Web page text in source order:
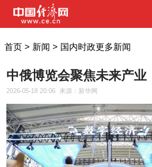
首页> 新闻 > 国内时政更多新闻
中俄博览会聚焦未来产业
2026-05-18 20:06 来源：新华网